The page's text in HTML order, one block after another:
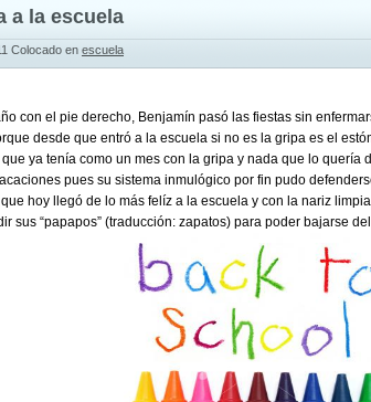
a la escuela
Colocado en escuela
con el pie derecho, Benjamín pasó las fiestas sin
desde que entró a la escuela si no es la gripa es el
ya tenía como un mes con la gripa y nada que lo quería
pues su sistema inmulógico por fin pudo
hoy llegó de lo más felíz a la escuela y con la nariz
sus “papapos” (traducción: zapatos) para poder bajarse